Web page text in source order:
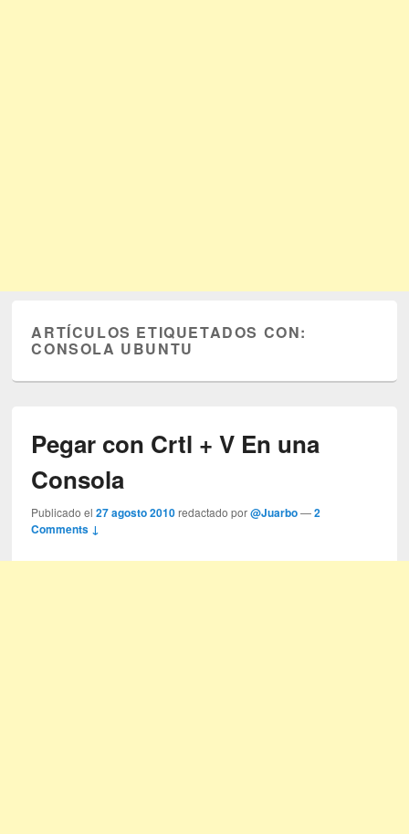
ARTÍCULOS ETIQUETADOS CON:
CONSOLA UBUNTU
Pegar con Crtl + V En una
Consola
Publicado el27 agosto 2010 redactado por@Juarbo —2
Comments ↓